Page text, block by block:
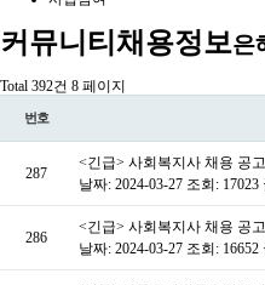
커뮤니티 채용정보은
Total 392건 8 페이지
번호
287
<긴급> 사회복지사 채용 공고
날짜: 2024-03-27 조회: 17023
286
<긴급> 사회복지사 채용 공
날짜: 2024-03-27 조회: 16652